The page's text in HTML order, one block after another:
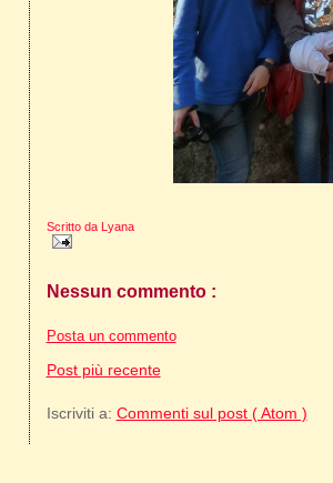
Scritto da Lyana
Nessun commento :
Posta un commento
Post più recente
Iscriviti a: Commenti sul post ( Atom )